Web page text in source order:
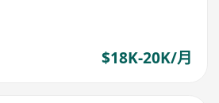
$18K-20K/月